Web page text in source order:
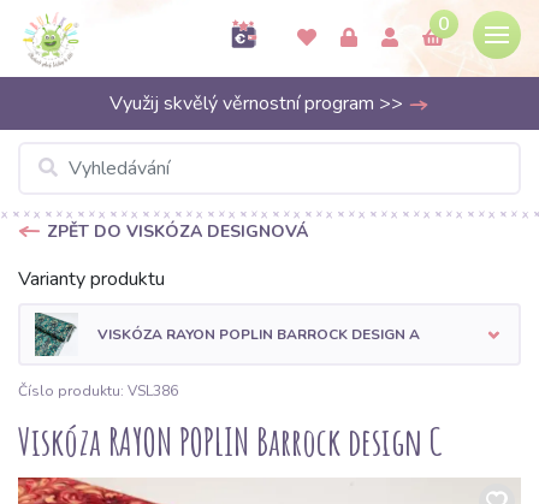
0
Využij skvělý věrnostní program >>
ZPĚT DO VISKÓZA DESIGNOVÁ
Varianty produktu
VISKÓZA RAYON POPLIN BARROCK DESIGN A
Číslo produktu: VSL386
Viskóza RAYON POPLIN Barrock design C